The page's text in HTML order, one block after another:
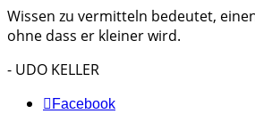
Wissen zu vermitteln bedeutet,
ohne dass er kleiner wird.
- UDO KELLER
Facebook